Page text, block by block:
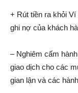
+ Rút tiền ra khỏi
ghi nợ của khách
– Nghiêm cấm
giao dịch cho các
gian lận và các